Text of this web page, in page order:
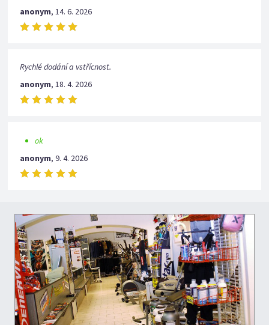
anonym,14. 6. 2026
Rychlé dodání a vstřícnost.
anonym,18. 4. 2026
ok
anonym,9. 4. 2026